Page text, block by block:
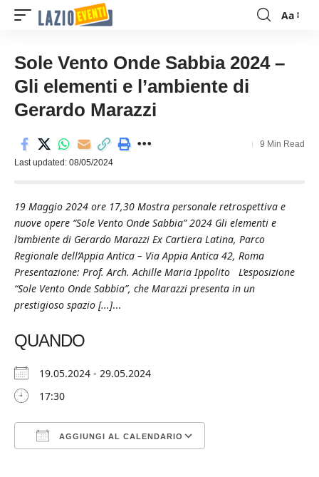
Font
Aa
Sole Vento Onde Sabbia 2024 –
Gli elementi e l’ambiente di
Gerardo Marazzi
Last updated: 08/05/2024
9 Min Read
19 Maggio 2024 ore 17,30 Mostra personale retrospettiva e
nuove opere “Sole Vento Onde Sabbia” 2024 Gli elementi e
l’ambiente di Gerardo Marazzi Ex Cartiera Latina, Parco
Regionale dell’Appia Antica – Via Appia Antica 42, Roma
Presentazione: Prof. Arch. Achille Maria Ippolito L’esposizione
“Sole Vento Onde Sabbia”, che Marazzi presenta in un
prestigioso spazio [...]...
QUANDO
19.05.2024 - 29.05.2024
17:30
AGGIUNGI AL CALENDARIO